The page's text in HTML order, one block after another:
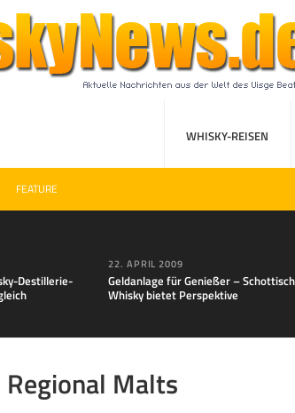
WHISKY-REISEN
FEATURE
Destillerie-
22. APRIL 2009
Geldanlage für Genießer –
Whisky bietet Perspektive
Malts